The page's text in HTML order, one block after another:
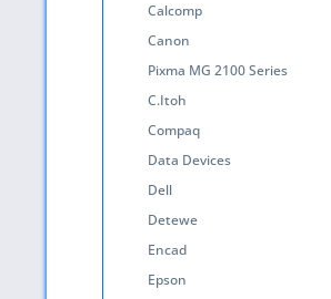
Calcomp
Canon
Pixma MG 2100 Series
C.Itoh
Compaq
Data Devices
Dell
Detewe
Encad
Epson